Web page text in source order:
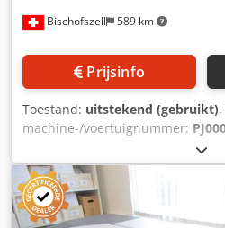
Bischofszell 589 km
Prijsinfo
Toestand: uitstekend (gebruikt)
machine-/voertuignummer:
SOFTWARELICENTIE VOOR
PJ.003.0000 Doorvoer: tot 11
gebruikte plaattype) Formaat:
voor beide formaten
mm tot 670 x 750 mm